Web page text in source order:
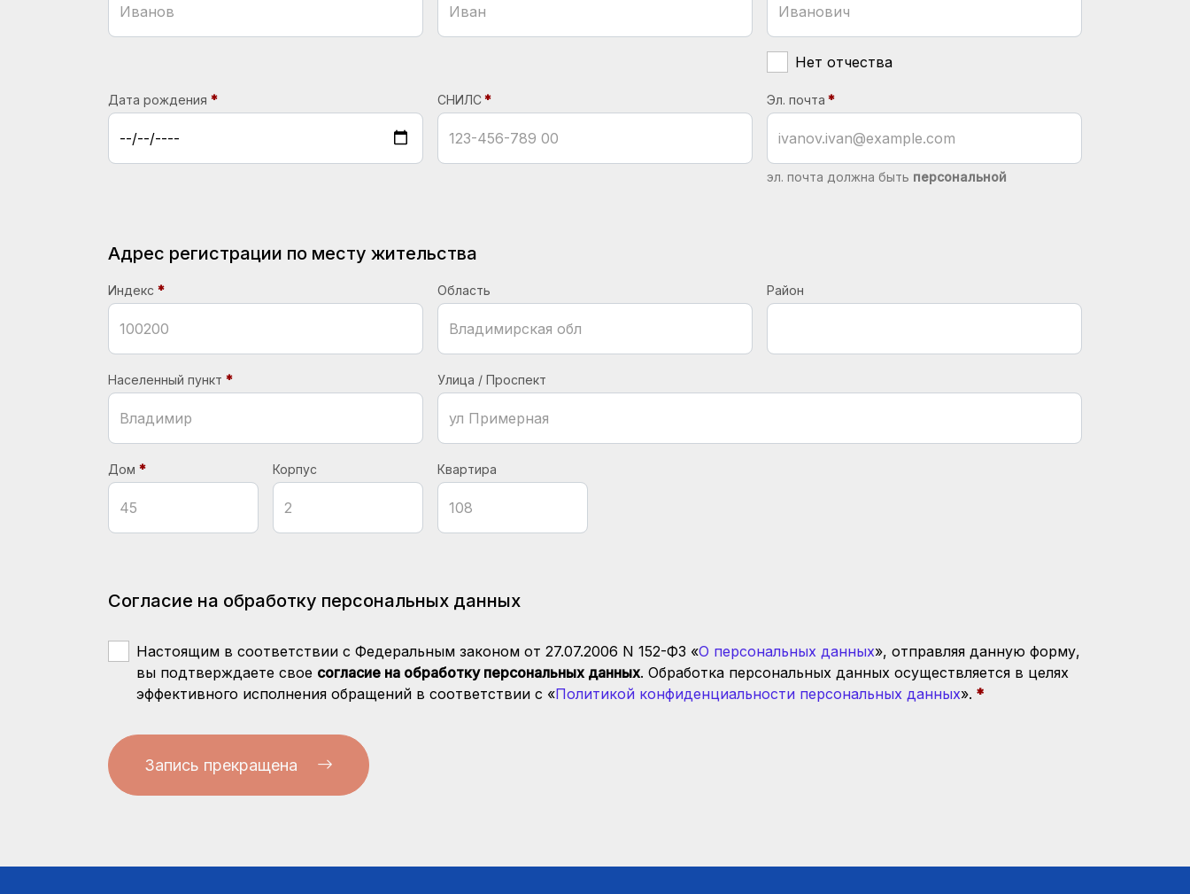
Нет отчества
Дата рождения СНИЛС Эл. почта
эл. почта должна быть персональной
Адрес регистрации по месту жительства
Индекс Область Район
Населенный пункт Улица / Проспект
Дом Корпус Квартира
Согласие на обработку персональных данных
Настоящим в соответствии с Федеральным законом от 27.07.2006 N 152-ФЗ «О персональных данных», отправляя данную форму,
вы подтверждаете свое согласие на обработку персональных данных. Обработка персональных данных осуществляется в целях
эффективного исполнения обращений в соответствии с «Политикой конфиденциальности персональных данных».
Запись прекращена